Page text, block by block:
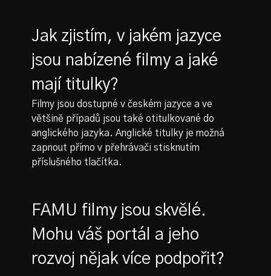
Jak zjistím, v jakém jazyce
jsou nabízené filmy a jaké
mají titulky?
Filmy jsou dostupné v českém jazyce a ve
většině případů jsou také otitulkované do
anglického jazyka. Anglické titulky je možná
zapnout přímo v přehrávači stisknutím
příslušného tlačítka.
FAMU filmy jsou skvělé.
Mohu váš portál a jeho
rozvoj nějak více podpořit?